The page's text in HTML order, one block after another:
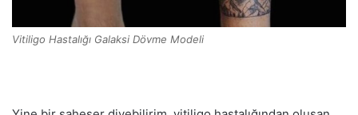
Vitiligo Hastalığı Galaksi Dövme Modeli